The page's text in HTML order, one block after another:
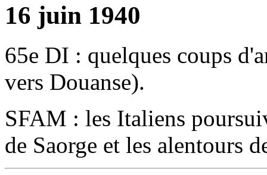
16 juin 1940
65e DI : quelques coups
vers Douanse).
SFAM : les Italiens
de Saorge et les alentours